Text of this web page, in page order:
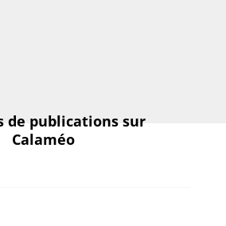
de publications sur
Calaméo